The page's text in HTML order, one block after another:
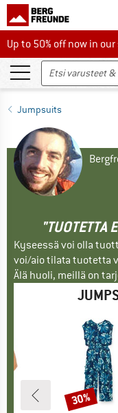
Up to 50% off now in our
Up to 50% off now in
Jumpsuits
"TUOTETTA
Kyseessä voi olla
voi/aio tilata tuotetta
Älä huoli, meillä on
Alennus
30%